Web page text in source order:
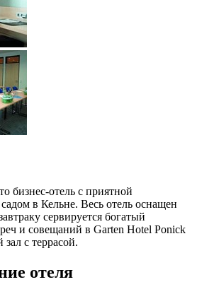
бизнес-отель с приятной
в Кельне. Весь отель оснащен
сервируется богатый
и совещаний в Garten Hotel Ponick
зал с террасой.
отеля